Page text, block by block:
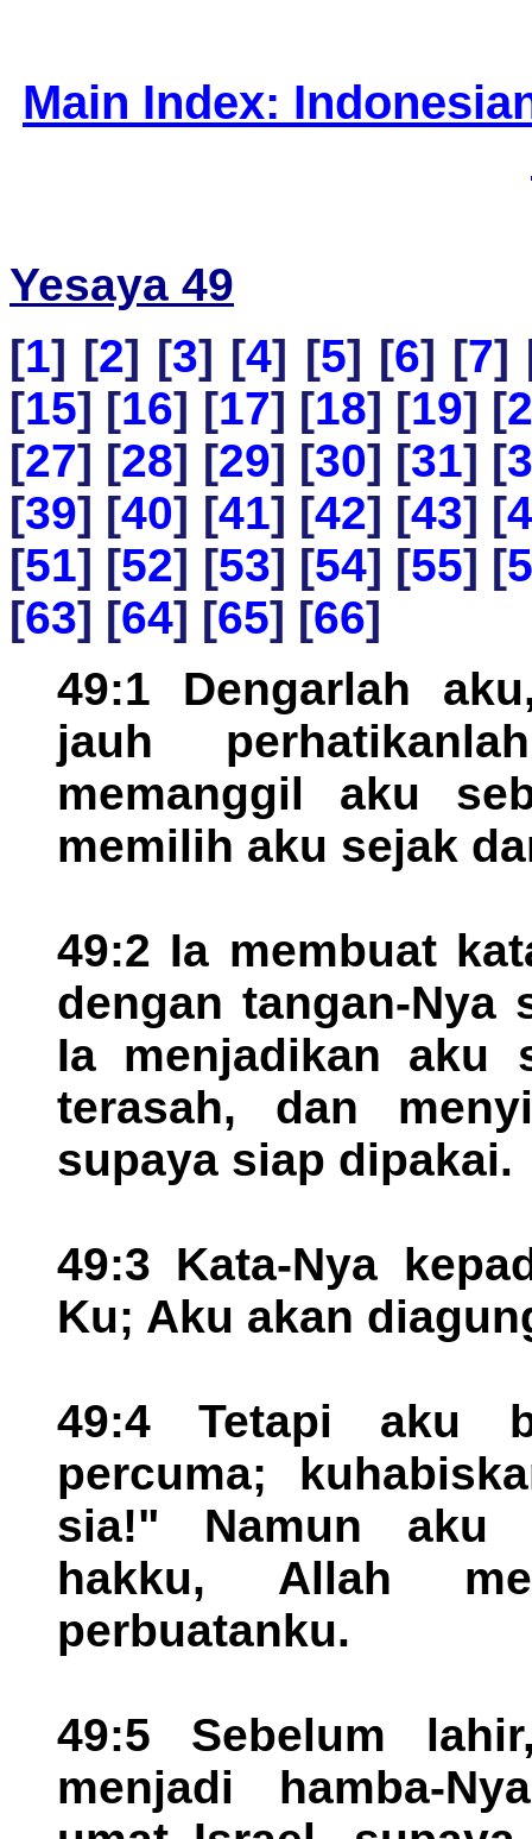
Main Index:
Yesaya 49
[1] [2] [3] [4] [5] [6] [7]
[15] [16] [17] [18] [19] [
[27] [28] [29] [30] [31] [
[39] [40] [41] [42] [43] [
[51] [52] [53] [54] [55] [
[63] [64] [65] [66]
49:1 Dengarlah
jauh
memanggil aku
memilih aku sejak
49:2 Ia membuat
dengan tangan-Nya
Ia menjadikan aku
terasah, dan
supaya siap dipakai.
49:3 Kata-Nya
Ku; Aku akan
49:4 Tetapi aku
percuma;
sia!" Namun aku
hakku, Allah
perbuatanku.
49:5 Sebelum
menjadi hamba-